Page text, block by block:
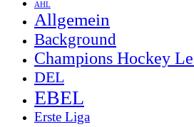
AHL
Allgemein
Background
Champions Hockey
DEL
EBEL
Erste Liga